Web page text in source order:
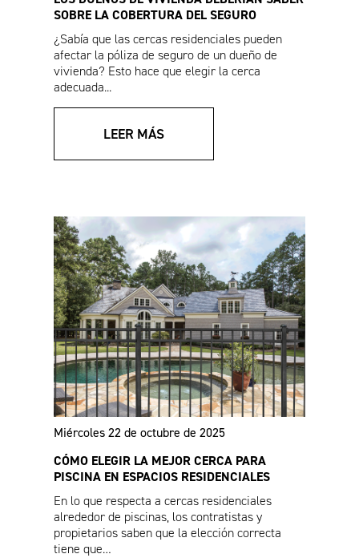
Especificaciones de
VERSAI® Assurance
residencial
Hoja de ventas de
cercas V3 (español)
Instrucciones de
instalación de
VERSAI®
Instrucciones de
instalación para
varillas Pro Series
Hoja de ventas de
residencial
Hoja de ventas de
(Español)
SOBRE LA COBERTURA DEL SEGURO
¿Sabía que las cercas residenciales pueden
afectar la póliza de seguro de un dueño de
vivienda? Esto hace que elegir la cerca
adecuada...
LEER MÁS
Miércoles 22 de octubre de 2025
CÓMO ELEGIR LA MEJOR CERCA PARA
PISCINA EN ESPACIOS RESIDENCIALES
En lo que respecta a cercas residenciales
alrededor de piscinas, los contratistas y
propietarios saben que la elección correcta
tiene que…